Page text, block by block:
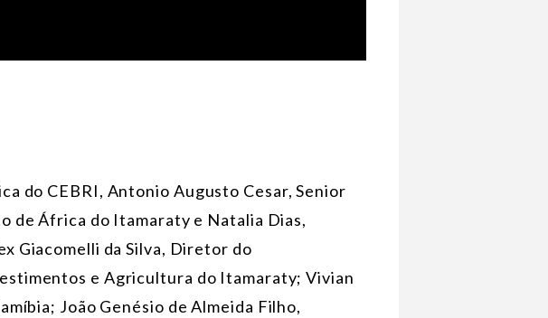
do CEBRI, Antonio Augusto Cesar, Senior
de África do Itamaraty e Natalia Dias,
Giacomelli da Silva, Diretor do
e Agricultura do Itamaraty; Vivian
João Genésio de Almeida Filho,